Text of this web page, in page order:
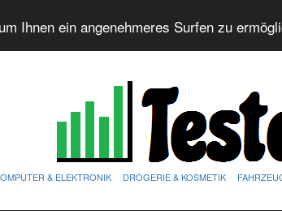
Ihnen ein angenehmeres Surfen zu
& ELEKTRONIK DROGERIE & KOSMETIK